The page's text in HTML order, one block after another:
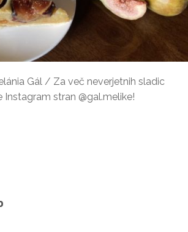
Gál / Za več neverjetnih sladic
Instagram stran @gal.melike!